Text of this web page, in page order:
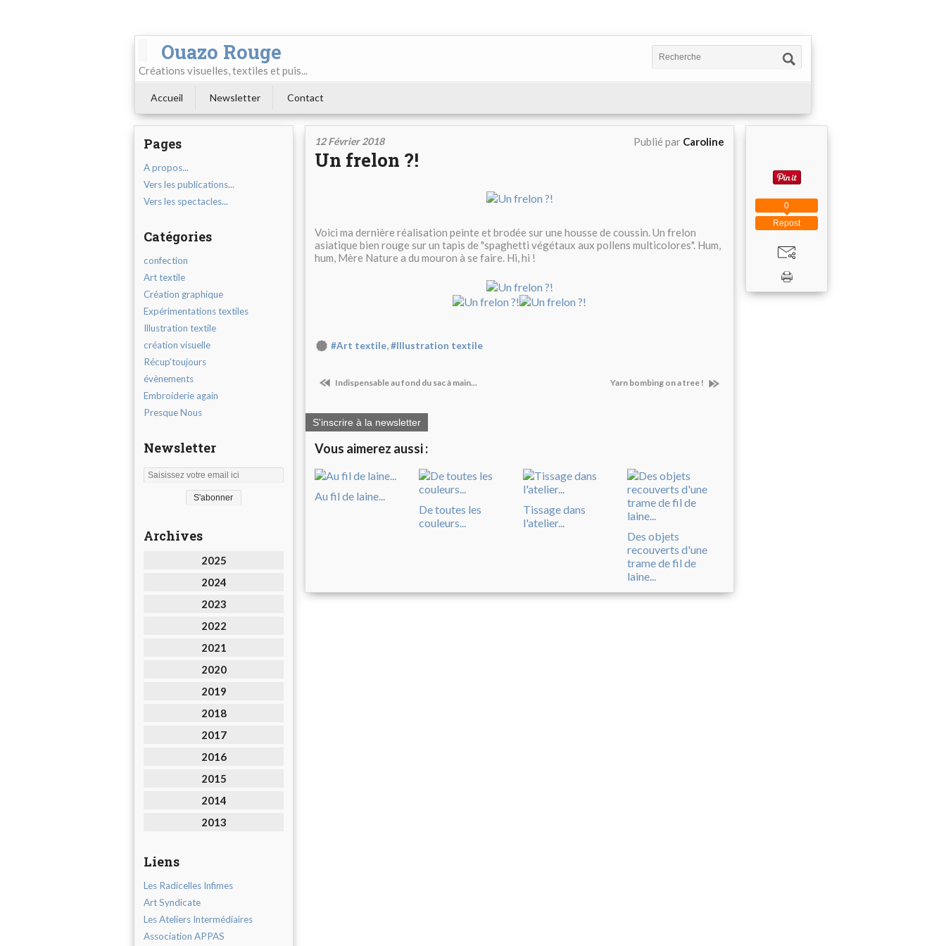
Ouazo Rouge
Créations visuelles, textiles et puis...
Accueil Newsletter Contact
Pages
A propos...
Vers les publications...
Vers les spectacles...
Catégories
confection
Art textile
Création graphique
Expérimentations textiles
Illustration textile
création visuelle
Récup'toujours
évènements
Embroiderie again
Presque Nous
Newsletter
Archives
2025
2024
2023
2022
2021
2020
2019
2018
2017
2016
2015
2014
2013
Liens
Les Radicelles Infimes
Art Syndicate
Les Ateliers Intermédiaires
Association APPAS
12 Février 2018 Publié par Caroline
Un frelon ?!
Voici ma dernière réalisation peinte et brodée sur une housse de coussin. Un frelon
asiatique bien rouge sur un tapis de "spaghetti végétaux aux pollens multicolores". Hum,
hum, Mère Nature a du mouron à se faire. Hi, hi !
#Art textile,#Illustration textile
Indispensable au fond du sac à main... Yarn bombing on a tree !
S'inscrire à la newsletter
Vous aimerez aussi :
Au fil de laine...
De toutes les
couleurs...
Tissage dans
l'atelier...
Des objets
recouverts d'une
trame de fil de
laine...
Repost
0